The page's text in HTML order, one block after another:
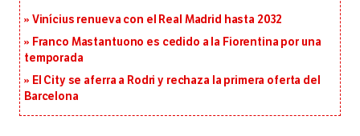
Vinícius renueva con el Real Madrid hasta 2032
Franco Mastantuono es cedido a la Fiorentina por una
temporada
El City se aferra a Rodri y rechaza la primera oferta del
Barcelona